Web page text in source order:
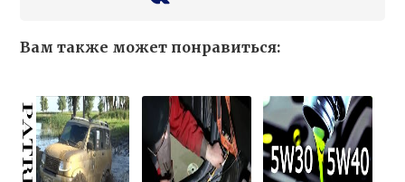
Вам также может понравиться: